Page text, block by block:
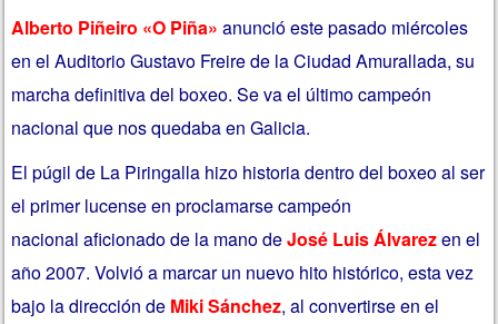
Alberto Piñeiro «O Piña» anunció este pasado miércoles
en el Auditorio Gustavo Freire de la Ciudad Amurallada, su
marcha definitiva del boxeo. Se va el último campeón
nacional que nos quedaba en Galicia.
El púgil de La Piringalla hizo historia dentro del boxeo al ser
el primer lucense en proclamarse campeón
nacional aficionado de la mano deJosé Luis Álvarezen el
año 2007. Volvió a marcar un nuevo hito histórico, esta vez
bajo la dirección de Miki Sánchez, al convertirse en el